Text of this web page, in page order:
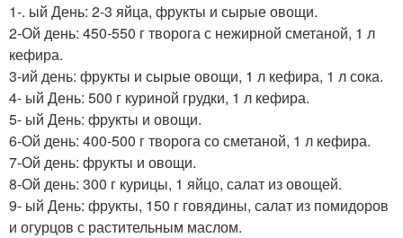
1-. ый День: 2-3 яйца, фрукты и сырые овощи.
2-Ой день: 450-550 г творога с нежирной сметаной, 1 л
кефира.
3-ий день: фрукты и сырые овощи, 1 л кефира, 1 л сока.
4- ый День: 500 г куриной грудки, 1 л кефира.
5- ый День: фрукты и овощи.
6-Ой день: 400-500 г творога со сметаной, 1 л кефира.
7-Ой день: фрукты и овощи.
8-Ой день: 300 г курицы, 1 яйцо, салат из овощей.
9- ый День: фрукты, 150 г говядины, салат из помидоров
и огурцов с растительным маслом.